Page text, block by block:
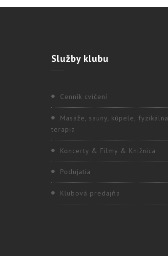
Službyklubu
Cenník cvičení
Masáže, sauny, kúpele, fyzikálna
terapia
Koncerty & Filmy & Knižnica
Podujatia
Klubová predajňa